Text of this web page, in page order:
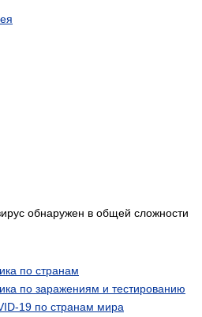
обнаружен в общей сложности
по странам
по заражениям и тестированию
19 по странам мира